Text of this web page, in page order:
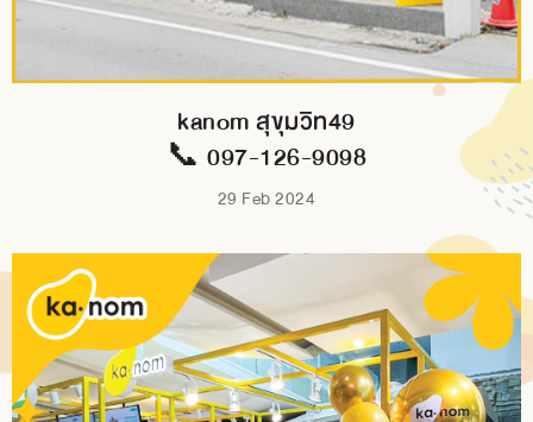
kanom สุขุมวิท49
📞 097-126-9098
29 Feb 2024